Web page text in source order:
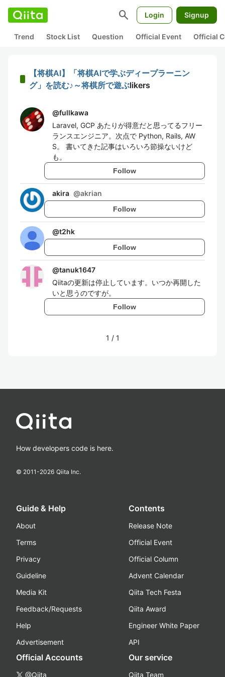
search Login Signup
Trend Stock List Question Official Event Official
【将棋AI】「将棋AIで学ぶディープラーニン
グ」を読む♪～将棋所で遊ぶlikers
@fullkawa
Laravel, GCP あたりが得意だと思ってるフリー
ランスエンジニア。次点で Python, Rails, AW
S。 書いてきた記事はいろいろ節操ないけど
も。
Follow
akira @akrian
Follow
@t2hk
Follow
@tanuk1647
Qiitaの更新は停止しています。いつか再開した
いと思うのですが。
Follow
1 / 1
How developers code is here.
© 2011-2026 Qiita Inc.
Guide & Help
About
Terms
Privacy
Guideline
Media Kit
Feedback/Requests
Help
Advertisement
Contents
Release Note
Official Event
Official Column
Advent Calendar
Qiita Tech Festa
Qiita Award
Engineer White Paper
API
Official Accounts
@Qiita
Our service
Qiita Team